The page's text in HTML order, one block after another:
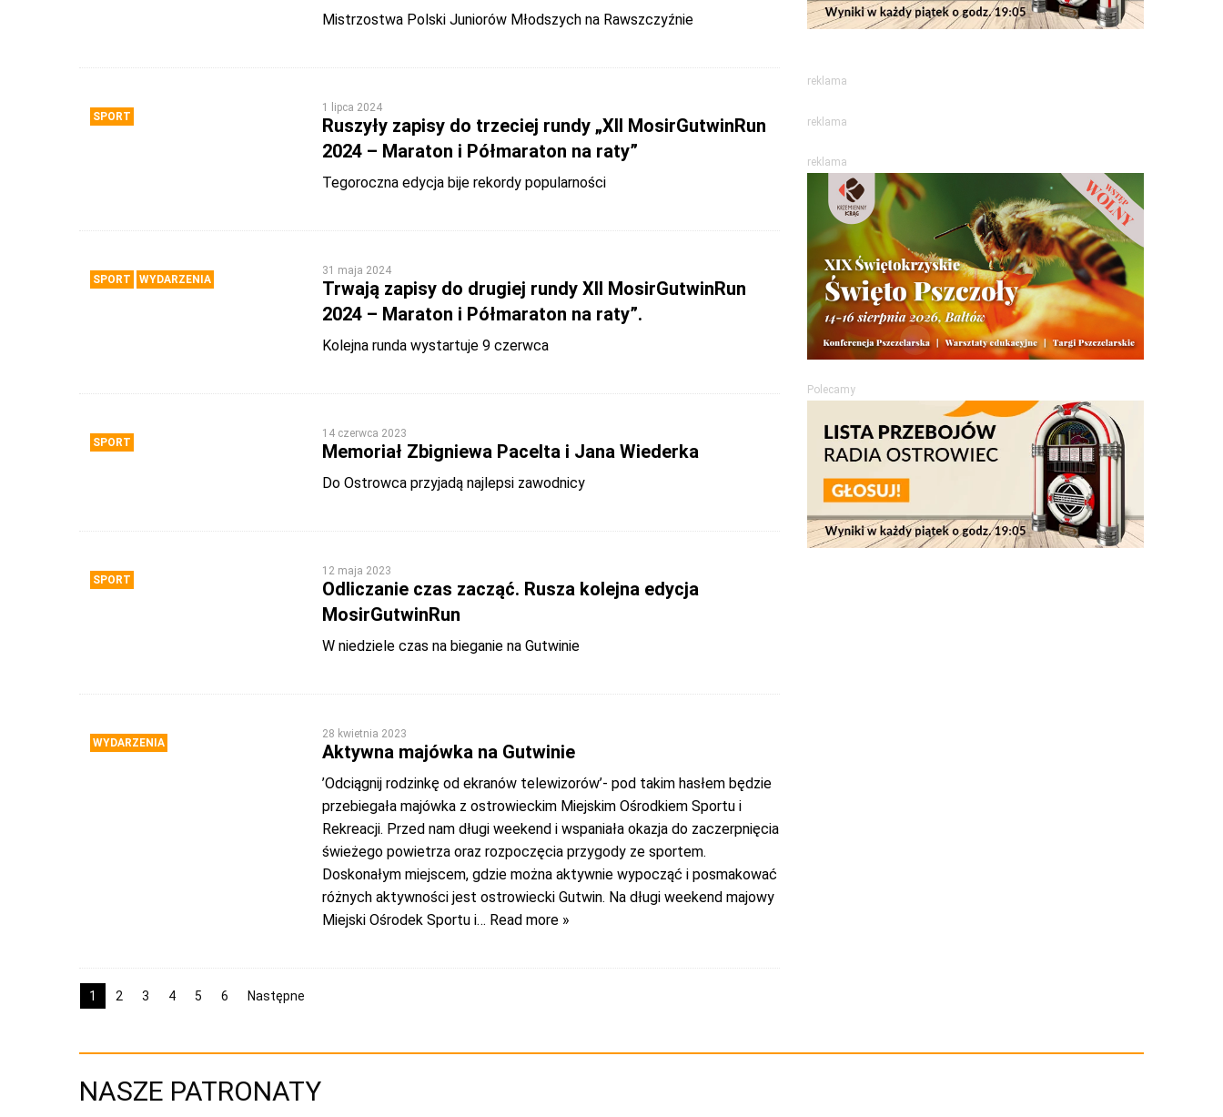
Mistrzostwa Polski Juniorów Młodszych na Rawszczyźnie
SPORT
1 lipca 2024
Ruszyły zapisy do trzeciej rundy „XII MosirGutwinRun
2024 – Maraton i Półmaraton na raty”
Tegoroczna edycja bije rekordy popularności
SPORT WYDARZENIA
31 maja 2024
Trwają zapisy do drugiej rundy XII MosirGutwinRun
2024 – Maraton i Półmaraton na raty”.
Kolejna runda wystartuje 9 czerwca
SPORT
14 czerwca 2023
Memoriał Zbigniewa Pacelta i Jana Wiederka
Do Ostrowca przyjadą najlepsi zawodnicy
SPORT
12 maja 2023
Odliczanie czas zacząć. Rusza kolejna edycja
MosirGutwinRun
W niedziele czas na bieganie na Gutwinie
WYDARZENIA
28 kwietnia 2023
Aktywna majówka na Gutwinie
’Odciągnij rodzinkę od ekranów telewizorów’- pod takim hasłem będzie
przebiegała majówka z ostrowieckim Miejskim Ośrodkiem Sportu i
Rekreacji. Przed nam długi weekend i wspaniała okazja do zaczerpnięcia
świeżego powietrza oraz rozpoczęcia przygody ze sportem.
Doskonałym miejscem, gdzie można aktywnie wypocząć i posmakować
różnych aktywności jest ostrowiecki Gutwin. Na długi weekend majowy
Miejski Ośrodek Sportu i… Read more »
1 2 3 4 5 6 Następne
reklama
reklama
reklama
Polecamy
NASZE PATRONATY